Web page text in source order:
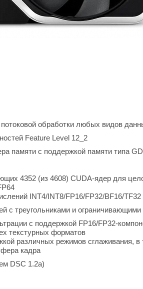
обработки любых видов
Feature Level 12_2
памяти с поддержкой памяти типа
4352 (из 4608) CUDA-ядер для
INT4/INT8/FP16/FP32/BF16/TF32
с треугольниками и
с поддержкой FP16/FP32-
текстурных форматов
различных режимов сглаживания, в
кадра
DSC 1.2a)